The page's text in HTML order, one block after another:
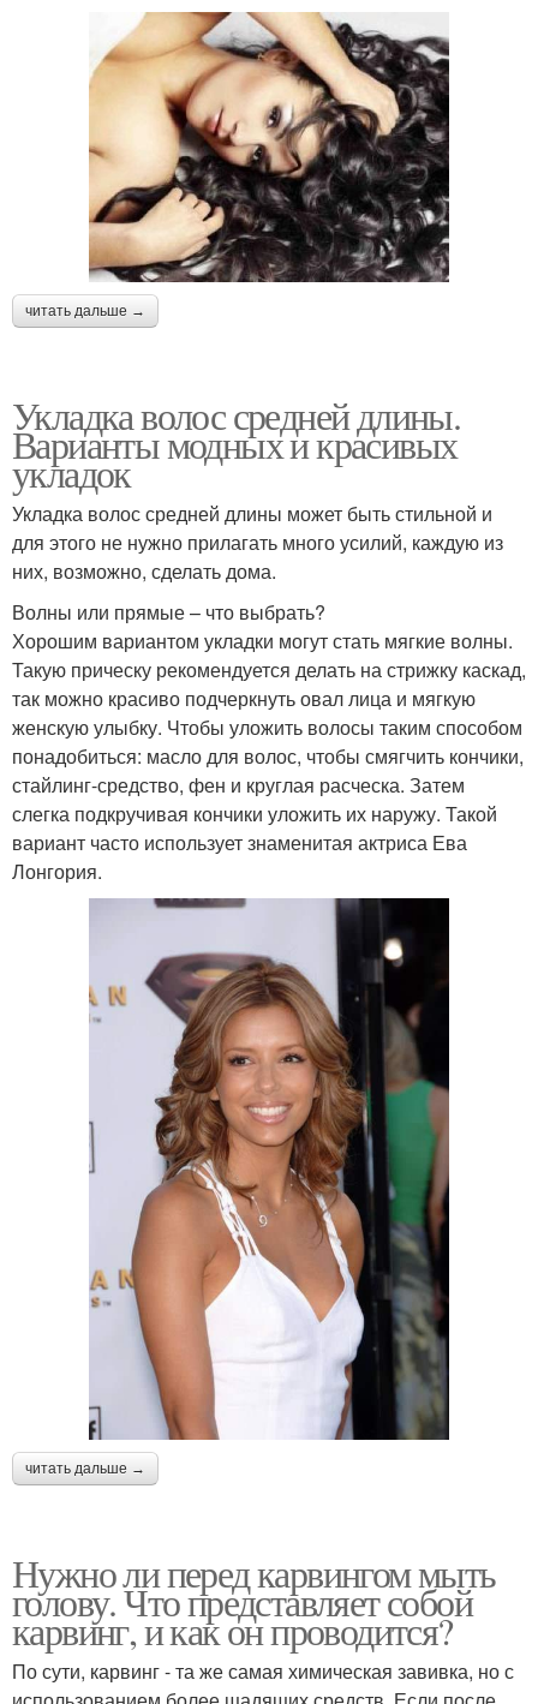
читать дальше →
Укладка волос средней длины.
Варианты модных и красивых
укладок
Укладка волос средней длины может быть стильной и
для этого не нужно прилагать много усилий, каждую из
них, возможно, сделать дома.
Волны или прямые – что выбрать?
Хорошим вариантом укладки могут стать мягкие волны.
Такую прическу рекомендуется делать на стрижку каскад,
так можно красиво подчеркнуть овал лица и мягкую
женскую улыбку. Чтобы уложить волосы таким способом
понадобиться: масло для волос, чтобы смягчить кончики,
стайлинг-средство, фен и круглая расческа. Затем
слегка подкручивая кончики уложить их наружу. Такой
вариант часто использует знаменитая актриса Ева
Лонгория.
читать дальше →
Нужно ли перед карвингом мыть
голову. Что представляет собой
карвинг, и как он проводится?
По сути, карвинг - та же самая химическая завивка, но с